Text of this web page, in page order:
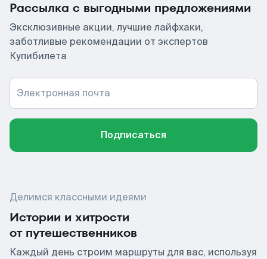
Рассылка с выгодными предложениями
Эксклюзивные акции, лучшие лайфхаки,
заботливые рекомендации от экспертов
Купибилета
Электронная почта
Подписаться
Делимся классными идеями
Истории и хитрости
от путешественников
Каждый день строим маршруты для вас, используя